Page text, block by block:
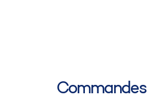
Commandes